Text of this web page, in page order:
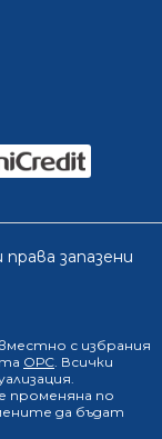
запазени
с избрания
ОРС. Всички
променяна по
да бъдат